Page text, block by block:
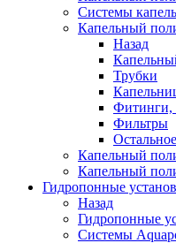
Системы
Капельный
Назад
Трубки
Фитинги,
Фильтры
Остальное
Капельный
Капельный
Гидропонные
Назад
Гидропонные
Системы